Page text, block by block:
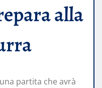
alla
partita che avrà